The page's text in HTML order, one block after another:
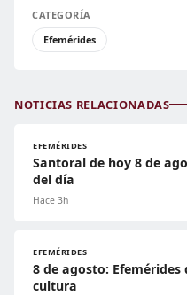
CATEGORÍA
Efemérides
NOTICIAS RELACIONADAS
EFEMÉRIDES
Santoral de hoy 8 de
del día
Hace 3h
EFEMÉRIDES
8 de agosto:
cultura